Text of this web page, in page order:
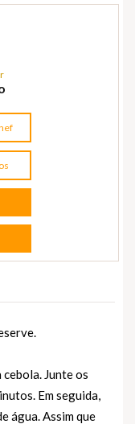
cebola. Junte os
Em seguida,
água. Assim que